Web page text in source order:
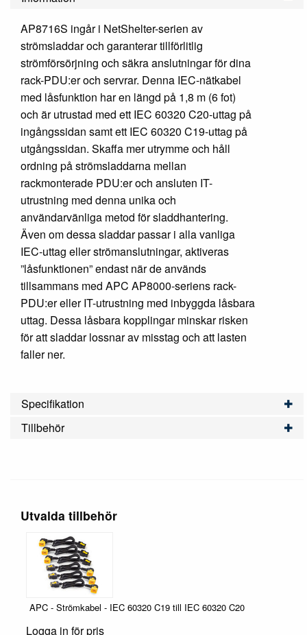
AP8716S ingår i NetShelter-serien av
strömsladdar och garanterar tillförlitlig
strömförsörjning och säkra anslutningar för dina
rack-PDU:er och servrar. Denna IEC-nätkabel
med låsfunktion har en längd på 1,8 m (6 fot)
och är utrustad med ett IEC 60320 C20-uttag på
ingångssidan samt ett IEC 60320 C19-uttag på
utgångssidan. Skaffa mer utrymme och håll
ordning på strömsladdarna mellan
rackmonterade PDU:er och ansluten IT-
utrustning med denna unika och
användarvänliga metod för sladdhantering.
Även om dessa sladdar passar i alla vanliga
IEC-uttag eller strömanslutningar, aktiveras
”låsfunktionen” endast när de används
tillsammans med APC AP8000-seriens rack-
PDU:er eller IT-utrustning med inbyggda låsbara
uttag. Dessa låsbara kopplingar minskar risken
för att sladdar lossnar av misstag och att lasten
faller ner.
Specifikation
Tillbehör
Utvalda tillbehör
APC - Strömkabel - IEC 60320 C19 till IEC 60320 C20
Logga in för pris